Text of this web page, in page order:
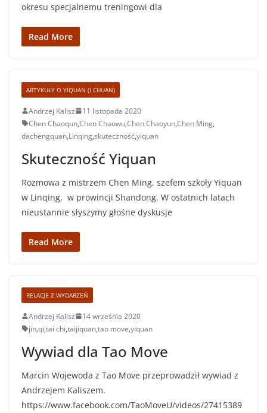
okresu specjalnemu treningowi dla
Read More
ARTYKUŁY O YIQUAN (I CHUAN)
Andrzej Kalisz
11 listopada 2020
Chen Chaoqun,Chen Chaowu,Chen Chaoyun,Chen Ming,
dachengquan,Linqing,skuteczność,yiquan
Skuteczność Yiquan
Rozmowa z mistrzem Chen Ming, szefem szkoły Yiquan
w Linqing, w prowincji Shandong. W ostatnich latach
nieustannie słyszymy głośne dyskusje
Read More
RELACJE Z WYDARZEŃ
Andrzej Kalisz
14 września 2020
jin,qi,tai chi,taijiquan,tao move,yiquan
Wywiad dla Tao Move
Marcin Wojewoda z Tao Move przeprowadził wywiad z
Andrzejem Kaliszem.
https://www.facebook.com/TaoMoveU/videos/27415389